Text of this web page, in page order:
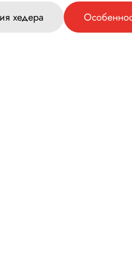
хедера